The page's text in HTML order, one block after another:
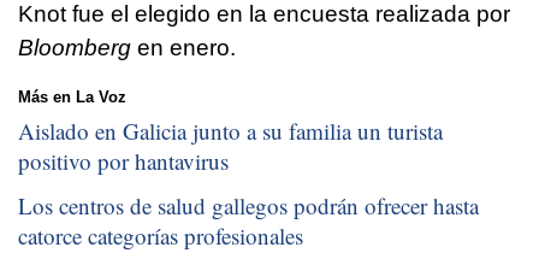
Knot fue el elegido en la encuesta realizada por
Bloomberg en enero.
Más en La Voz
Aislado en Galicia junto a su familia un turista
positivo por hantavirus
Los centros de salud gallegos podrán ofrecer hasta
catorce categorías profesionales